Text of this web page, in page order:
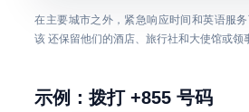
在主要城市之外，紧急响应时间和英语服
该 还保留他们的酒店、旅行社和大使馆或领
示例：拨打 +855 号码